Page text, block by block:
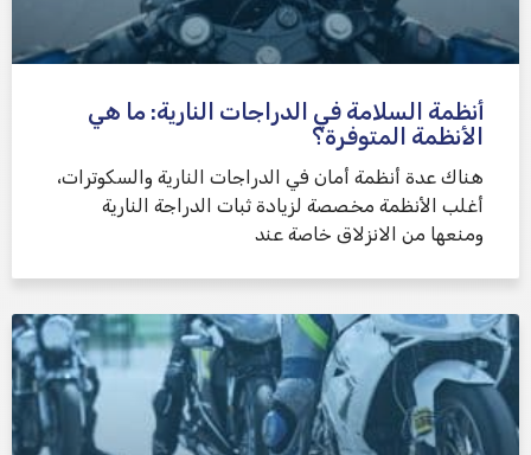
أنظمة السلامة في الدراجات النارية: ما هي
الأنظمة المتوفرة؟
هناك عدة أنظمة أمان في الدراجات النارية والسكوترات،
أغلب الأنظمة مخصصة لزيادة ثبات الدراجة النارية
ومنعها من الانزلاق خاصة عند